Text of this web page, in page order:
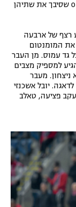
הצליחו לעשות זאת ונפרדו הערב (שבת) ב-0:0 שסיבך את שתיהן
רצף של ארבעה
את המומנטום
גד עמוס. מן העבר
למספיק מצבים
ליגה ללא ניצחון. מעבר
יובל אשכנזי
פציעה, טאלב